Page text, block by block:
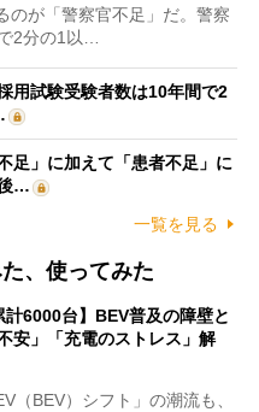
が「警察官不足」だ。警察
2分の1以…
用試験受験者数は10年間で2
足」に加えて「患者不足」に
…
一覧を見る
、使ってみた
計6000台】BEV普及の障壁と
安」「充電のストレス」解
BEV）シフト」の潮流も、